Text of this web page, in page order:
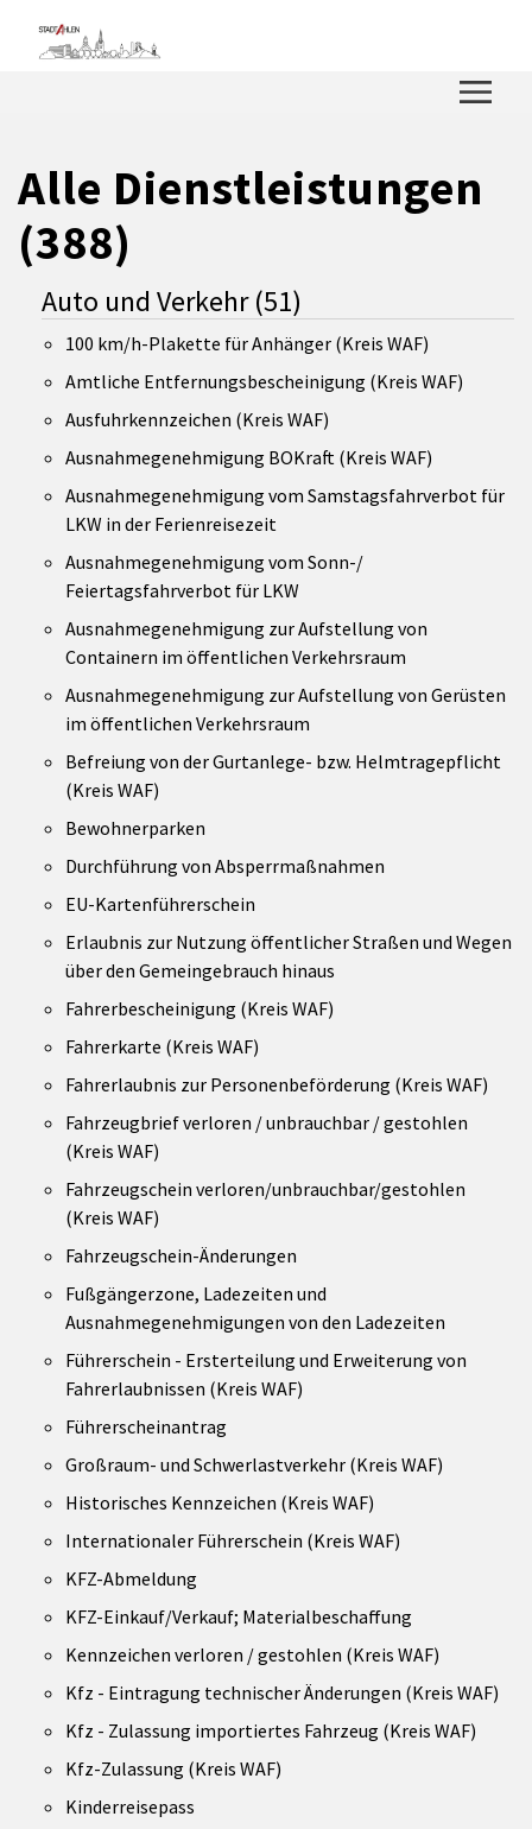
Zum Header
Zum Hauptinhalt
Zum Footer
Zum Hauptinhalt springen
Alle Dienstleistungen
(388)
Auto und Verkehr (51)
100 km/h-Plakette für Anhänger (Kreis WAF)
Amtliche Entfernungsbescheinigung (Kreis WAF)
Ausfuhrkennzeichen (Kreis WAF)
Ausnahmegenehmigung BOKraft (Kreis WAF)
Ausnahmegenehmigung vom Samstagsfahrverbot für
LKW in der Ferienreisezeit
Ausnahmegenehmigung vom Sonn-/
Feiertagsfahrverbot für LKW
Ausnahmegenehmigung zur Aufstellung von
Containern im öffentlichen Verkehrsraum
Ausnahmegenehmigung zur Aufstellung von Gerüsten
im öffentlichen Verkehrsraum
Befreiung von der Gurtanlege- bzw. Helmtragepflicht
(Kreis WAF)
Bewohnerparken
Durchführung von Absperrmaßnahmen
EU-Kartenführerschein
Erlaubnis zur Nutzung öffentlicher Straßen und Wegen
über den Gemeingebrauch hinaus
Fahrerbescheinigung (Kreis WAF)
Fahrerkarte (Kreis WAF)
Fahrerlaubnis zur Personenbeförderung (Kreis WAF)
Fahrzeugbrief verloren / unbrauchbar / gestohlen
(Kreis WAF)
Fahrzeugschein verloren/unbrauchbar/gestohlen
(Kreis WAF)
Fahrzeugschein-Änderungen
Fußgängerzone, Ladezeiten und
Ausnahmegenehmigungen von den Ladezeiten
Führerschein - Ersterteilung und Erweiterung von
Fahrerlaubnissen (Kreis WAF)
Führerscheinantrag
Großraum- und Schwerlastverkehr (Kreis WAF)
Historisches Kennzeichen (Kreis WAF)
Internationaler Führerschein (Kreis WAF)
KFZ-Abmeldung
KFZ-Einkauf/Verkauf; Materialbeschaffung
Kennzeichen verloren / gestohlen (Kreis WAF)
Kfz - Eintragung technischer Änderungen (Kreis WAF)
Kfz - Zulassung importiertes Fahrzeug (Kreis WAF)
Kfz-Zulassung (Kreis WAF)
Kinderreisepass